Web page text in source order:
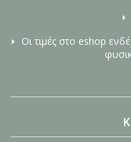
Οι τιμές στο eshop